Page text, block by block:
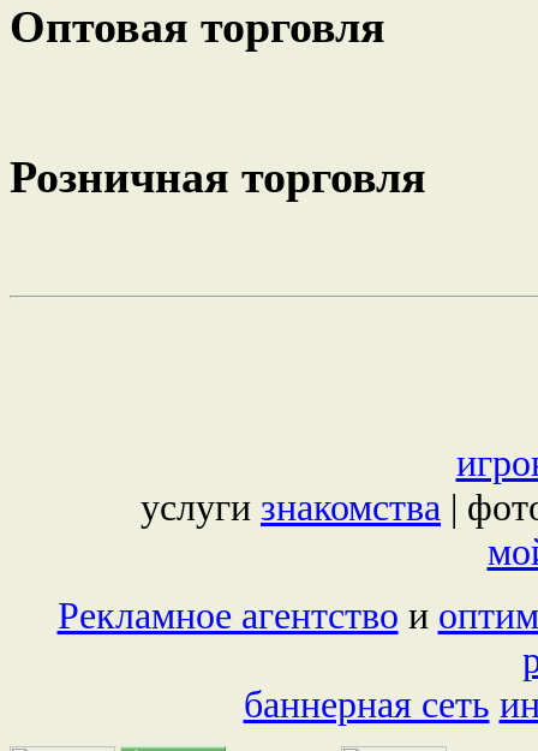
Оптовая торговля
Розничная торговля
услуги знакомства |
Рекламное агентство и
баннерная сеть